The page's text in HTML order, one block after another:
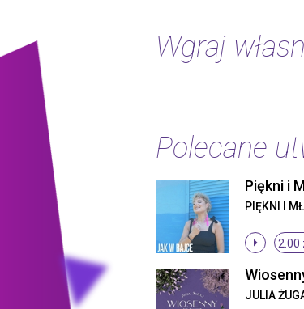
Wgraj
Polecane
PIĘKNI I
2.00
JULIA